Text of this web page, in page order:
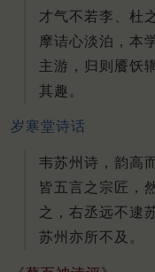
才气不若李、杜
摩诘心淡泊，本
主游，归则餍饫
其趣。
岁寒堂诗话
韦苏州诗，韵高
皆五言之宗匠，
之，右丞远不逮
苏州亦所不及。